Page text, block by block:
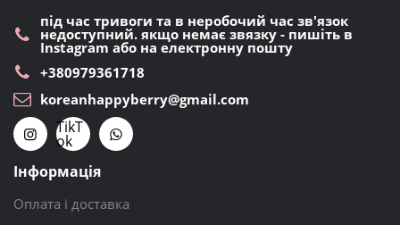
під час тривоги та в неробочий час зв'язок
недоступний. якщо немає звязку - пишіть в
Instagram або на електронну пошту
+380979361718
koreanhappyberry@gmail.com
TikT
ok
Інформація
Оплата і доставка